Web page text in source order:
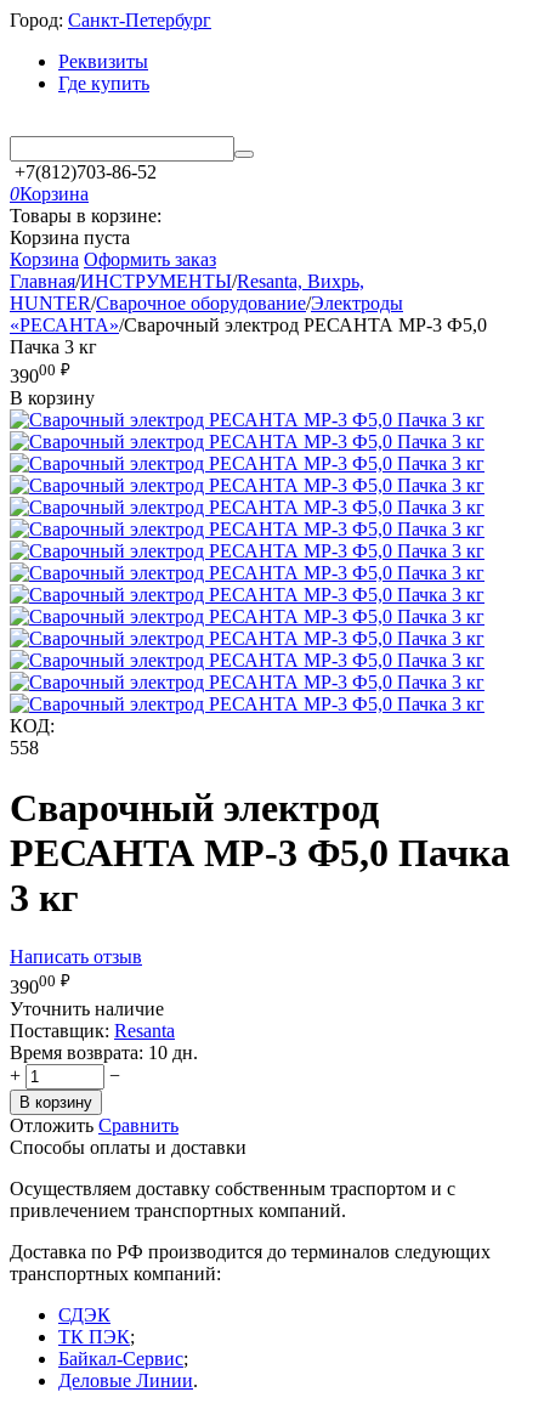
Город: Санкт-Петербург
Реквизиты
Где купить
+7(812)703-86-52
0Корзина
Товары в корзине:
Корзина пуста
Корзина Оформить заказ
Главная/ИНСТРУМЕНТЫ/Resanta, Вихрь,
HUNTER/Сварочное оборудование/Электроды
«РЕСАНТА»/Сварочный электрод РЕСАНТА МР-3 Ф5,0
Пачка 3 кг
39000 ₽
В корзину
КОД:
558
Сварочный электрод
РЕСАНТА МР-3 Ф5,0 Пачка
3 кг
Написать отзыв
39000 ₽
Уточнить наличие
Поставщик: Resanta
Время возврата: 10 дн.
+
−
В корзину
Отложить Сравнить
Способы оплаты и доставки
Осуществляем доставку собственным траспортом и с
привлечением транспортных компаний.
Доставка по РФ производится до терминалов следующих
транспортных компаний:
СДЭК
ТК ПЭК;
Байкал-Сервис;
Деловые Линии.